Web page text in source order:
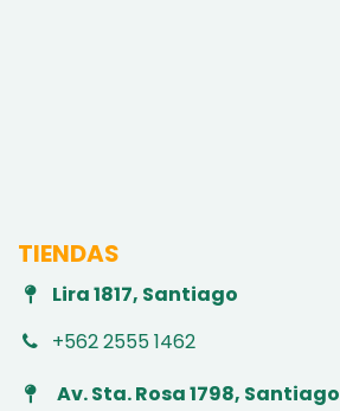
TIENDAS
Lira 1817, Santiago
+562 2555 1462
Av. Sta. Rosa 1798, Santiago